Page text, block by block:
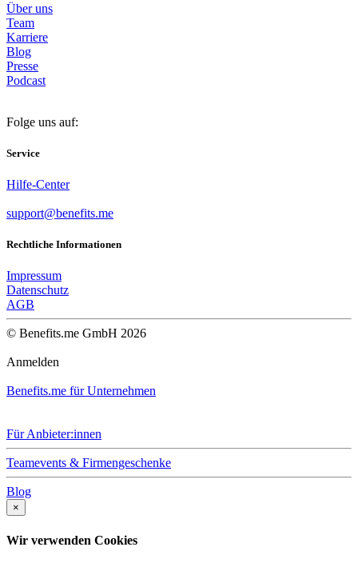
Über uns
Team
Karriere
Blog
Presse
Podcast
Folge uns auf:
Service
Hilfe-Center
support@benefits.me
Rechtliche Informationen
Impressum
Datenschutz
AGB
© Benefits.me GmbH 2026
Anmelden
Benefits.me für Unternehmen
Für Anbieter:innen
Teamevents & Firmengeschenke
Blog
×
Wir verwenden Cookies